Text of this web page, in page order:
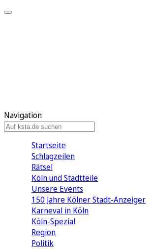
Navigation
Startseite
Schlagzeilen
Rätsel
Köln und Stadtteile
Unsere Events
150 Jahre Kölner Stadt-Anzeiger
Karneval in Köln
Köln-Spezial
Region
Politik